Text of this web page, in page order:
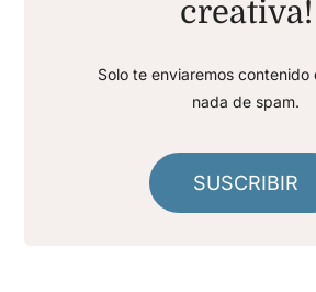
creativa!
Solo te enviaremos contenido
nada de spam.
SUSCRIBIR